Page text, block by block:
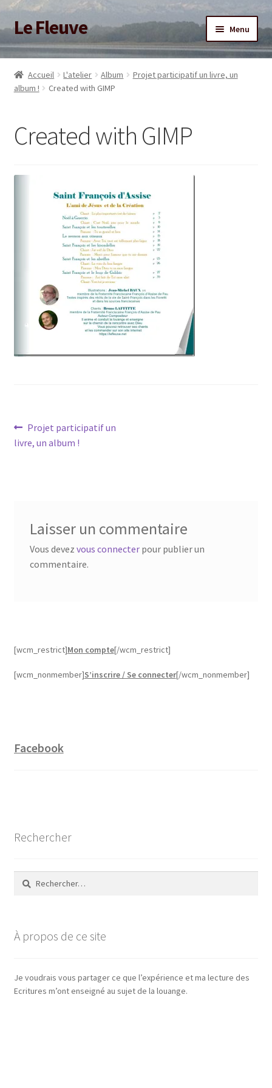
Aller
à
la
navigation
Aller
au
contenu
Le Fleuve Menu
Accueil
Ouvrir
Blog
Accueil L'atelier Album
Projet participatif un livre, un
album !
Created with GIMP
Created with GIMP
Navigation
de
Article
précédent :
Projet participatif un
livre, un album !
Laisser un commentaire
Vous devez vous connecterpour publier un
commentaire.
[wcm_restrict]Mon compte[/wcm_restrict]
[wcm_nonmember]S’inscrire / Se connecter[/wcm_nonmember]
Facebook
Rechercher
Rechercher :
À propos de ce site
Je voudrais vous partager ce que l’expérience et ma lecture des
Ecritures m’ont enseigné au sujet de la louange.